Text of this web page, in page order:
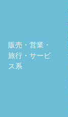
販売・営業・
旅行・サービ
ス系